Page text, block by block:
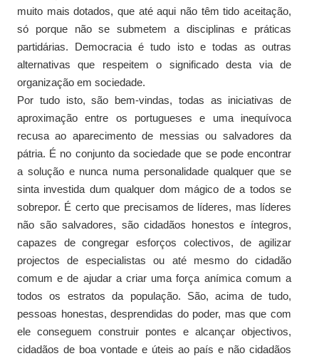
muito mais dotados, que até aqui não têm tido aceitação,
só porque não se submetem a disciplinas e práticas
partidárias. Democracia é tudo isto e todas as outras
alternativas que respeitem o significado desta via de
organização em sociedade.
Por tudo isto, são bem-vindas, todas as iniciativas de
aproximação entre os portugueses e uma inequívoca
recusa ao aparecimento de messias ou salvadores da
pátria. É no conjunto da sociedade que se pode encontrar
a solução e nunca numa personalidade qualquer que se
sinta investida dum qualquer dom mágico de a todos se
sobrepor. É certo que precisamos de líderes, mas líderes
não são salvadores, são cidadãos honestos e íntegros,
capazes de congregar esforços colectivos, de agilizar
projectos de especialistas ou até mesmo do cidadão
comum e de ajudar a criar uma força anímica comum a
todos os estratos da população. São, acima de tudo,
pessoas honestas, desprendidas do poder, mas que com
ele conseguem construir pontes e alcançar objectivos,
cidadãos de boa vontade e úteis ao país e não cidadãos